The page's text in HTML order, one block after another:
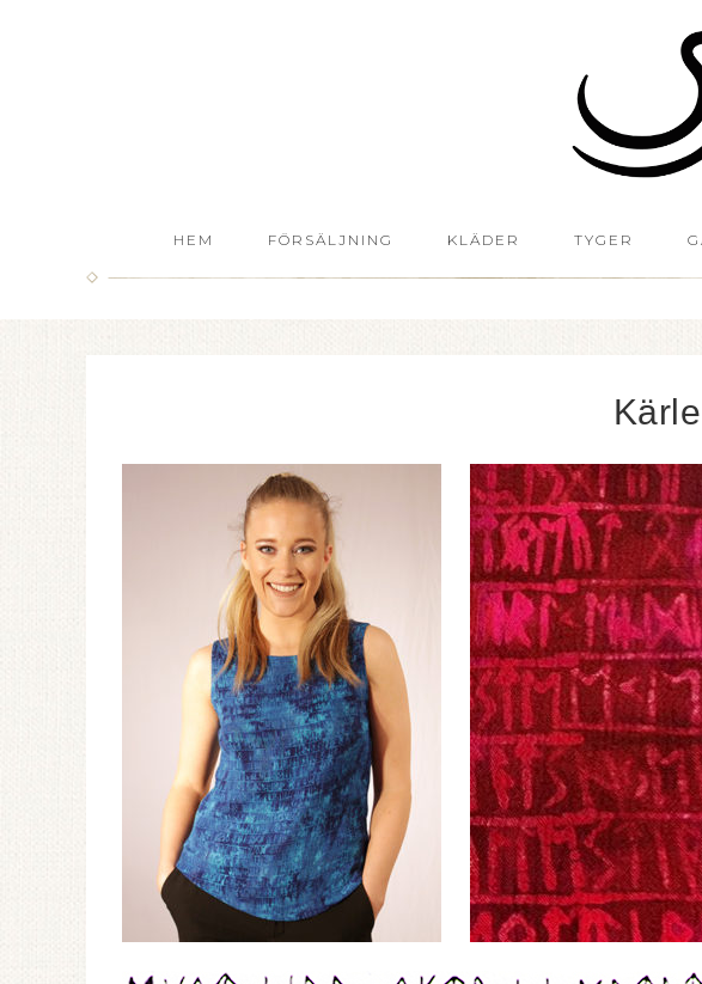
HEM FÖRSÄLJNING KLÄDER TYGER